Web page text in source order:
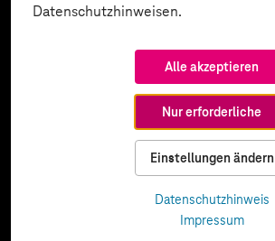
Datenschutzhinweisen.
Alle akzeptieren
Nur erforderliche
Einstellungen ändern
Datenschutzhinweis
Impressum